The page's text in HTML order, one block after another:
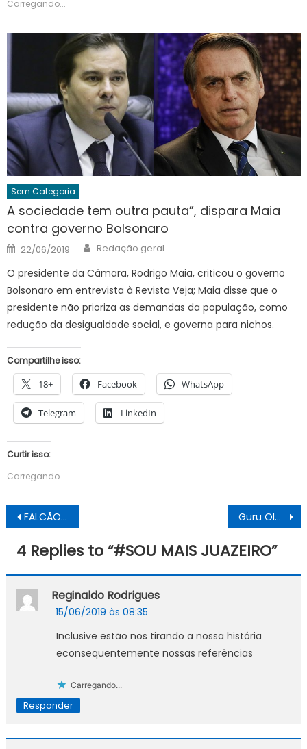
Carregando...
Sem Categoria
A sociedade tem outra pauta”, dispara Maia
contra governo Bolsonaro
Posted
on
22/06/2019 Author
Redação geral
O presidente da Câmara, Rodrigo Maia, criticou o governo
Bolsonaro em entrevista à Revista Veja; Maia disse que o
presidente não prioriza as demandas da população, como
redução da desigualdade social, e governa para nichos.
Compartilhe isso:
18+ Facebook WhatsApp
Telegram LinkedIn
Curtir isso:
Carregando...
Navegação
de
Post
FALCÃO REAL E SÃO LUIZ TRANSPORTES PERDEM A CONCESSÃO Guru Olavo de Carvalho quer ganhar 400 mil do governo
4 Replies to “#SOU MAIS JUAZEIRO”
Reginaldo Rodrigues
15/06/2019 às 08:35
Inclusive estão nos tirando a nossa história
econsequentemente nossas referências
Carregando...
Responder